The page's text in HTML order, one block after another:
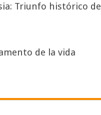
Triunfo histórico de
de la vida